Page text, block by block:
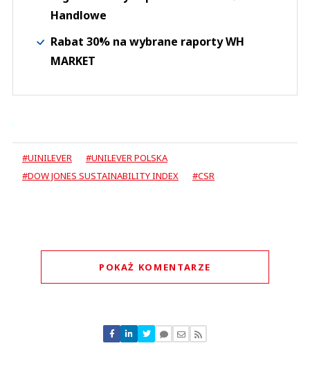
Handlowe
Rabat 30% na wybrane raporty WH
MARKET
#UINILEVER
#UNILEVER POLSKA
#DOW JONES SUSTAINABILITY INDEX
#CSR
POKAŻ KOMENTARZE
Nie znaleziono komentarzy
Zostaw swoje komentarze